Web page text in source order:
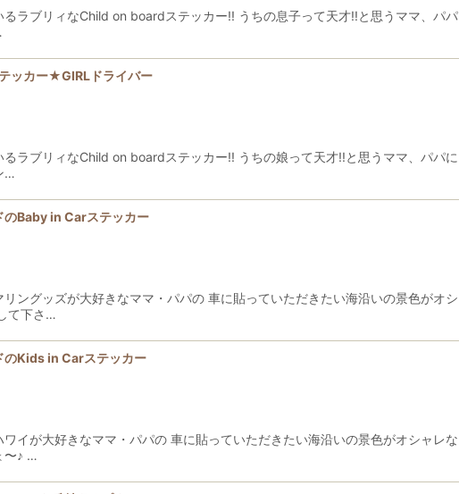
るラブリィなChild on boardステッカー!! うちの息子って天才!!と思うママ、
ッカー★GIRLドライバー
るラブリィなChild on boardステッカー!! うちの娘って天才!!と思うママ、パ
…
のBaby in Carステッカー
ングッズが大好きなママ・パパの 車に貼っていただきたい海沿いの景色がオ
て下さ…
のKids in Carステッカー
イが大好きなママ・パパの 車に貼っていただきたい海沿いの景色がオシャレ
〜♪ …